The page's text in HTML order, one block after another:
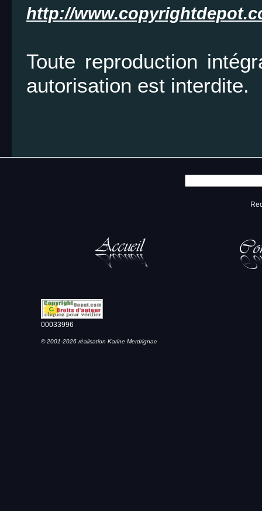
http://
Toute reproduction
autorisation est interdite.
00033996
© 2001-2026 réalisation Karine Merdrignac